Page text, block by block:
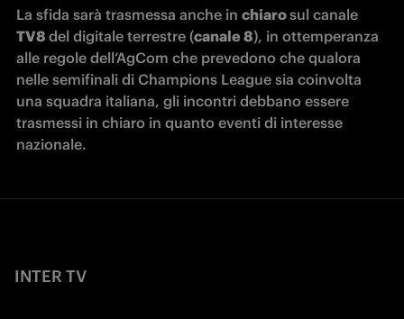
La sfida sarà trasmessa anche in chiaro
TV8 del digitale terrestre (canale 8), in ottemperanza
alle regole dell’AgCom che prevedono che qualora
nelle semifinali di Champions League sia coinvolta
una squadra italiana, gli incontri debbano essere
trasmessi in chiaro in quanto eventi di interesse
nazionale.
INTER TV